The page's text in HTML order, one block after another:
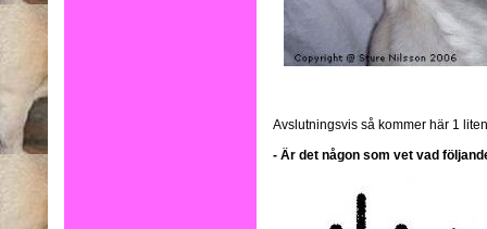
Avslutningsvis så kommer här 1
- Är det någon som vet vad